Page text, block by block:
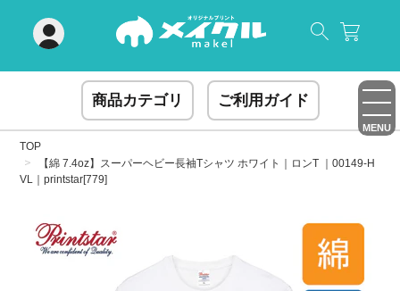
商品カテゴリ ご利用ガイド
MENU
TOP
【綿 7.4oz】スーパーヘビー長袖Tシャツ ホワイト｜ロンT ｜00149-H
VL｜printstar[779]